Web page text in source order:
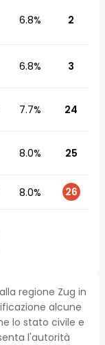
6.8% 2
6.8% 3
7.7% 24
8.0% 25
8.0% 26
regione Zug in
alcune
lo stato civile e
l'autorità